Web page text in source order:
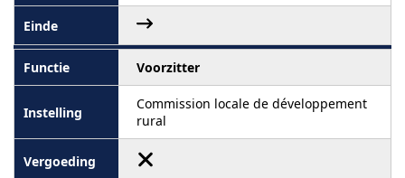
Voorzitter
Commission locale de développement
rural